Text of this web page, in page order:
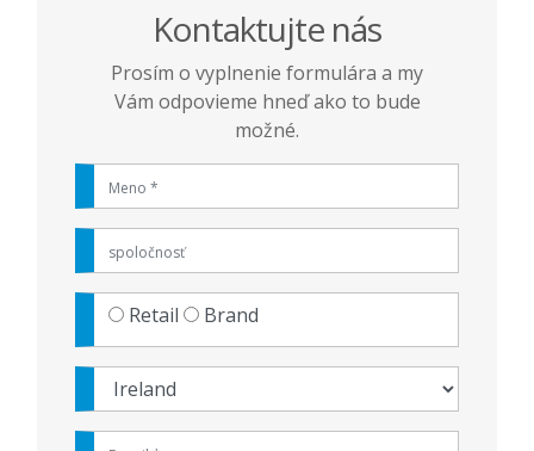
Kontaktujte nás
Prosím o vyplnenie formulára a my
Vám odpovieme hneď ako to bude
možné.
Retail Brand